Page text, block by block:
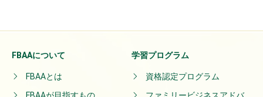
FBAAについて
FBAAとは
FBAAが目指すもの
学習プログラム
資格認定プログラム
ファミリービジネスアドバ